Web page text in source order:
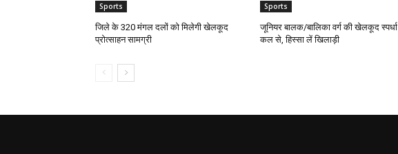
Sports
जिले के 320 मंगल दलों को मिलेगी खेलकूद
प्रोत्साहन सामग्री
Sports
जूनियर बालक/बालिका वर्ग की खेलकूद स्पर्धा
कल से, हिस्सा लें खिलाड़ी